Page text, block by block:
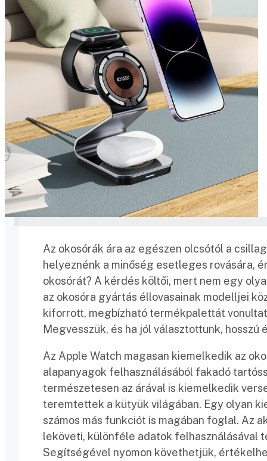
Az okosórák ára az egészen olcsótól a
helyeznénk a minőség esetleges rovására,
okosórát? A kérdés költői, mert nem egy
az okosóra gyártás éllovasainak modelljei
kiforrott, megbízható termékpalettát
Megvesszük, és ha jól választottunk, hosszú
Az Apple Watch magasan kiemelkedik az
alapanyagok felhasználásából fakadó
természetesen az árával is kiemelkedik
teremtettek a kütyük világában. Egy olyan
számos más funkciót is magában foglal. Az
leköveti, különféle adatok felhasználásával
Segítségével nyomon követhetjük,